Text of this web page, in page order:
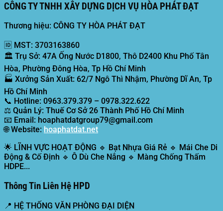
CÔNG TY TNHH XÂY DỰNG DỊCH VỤ HÒA PHÁT ĐẠT
Thương hiệu: CÔNG TY HÒA PHÁT ĐẠT
🆔 MST: 3703163860
🏛️ Trụ Sở: 47A Ống Nước D1800, Thô D2400 Khu Phố Tân
Hòa, Phường Đông Hòa, Tp Hồ Chí Minh
🏭 Xưởng Sản Xuất: 62/7 Ngô Thì Nhậm, Phường Dĩ An, Tp
Hồ Chí Minh
📞 Hotline: 0963.379.379 – 0978.322.622
⚖️ Quản Lý: Thuế Cơ Sở 26 Thành Phố Hồ Chí Minh
📧 Email: hoaphatdatgroup79@gmail.com
🌐Website: hoaphatdat.net
🌟 LĨNH VỰC HOẠT ĐỘNG 🔹 Bạt Nhựa Giá Rẻ 🔹 Mái Che Di
Động & Cố Định 🔹 Ô Dù Che Nắng 🔹 Màng Chống Thấm
HDPE...
Thông Tin Liên Hệ HPD
📍 HỆ THỐNG VĂN PHÒNG ĐẠI DIỆN